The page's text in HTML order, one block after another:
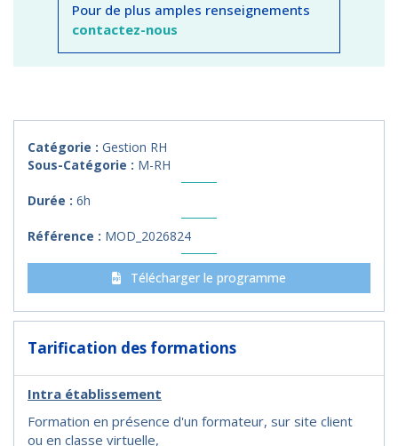
Pour de plus amples renseignements
contactez-nous
Catégorie : Gestion RH
Sous-Catégorie : M-RH
Durée : 6h
Référence : MOD_2026824
Télécharger le programme
Tarification des formations
Intra établissement
Formation en présence d'un formateur, sur site client
ou en classe virtuelle,